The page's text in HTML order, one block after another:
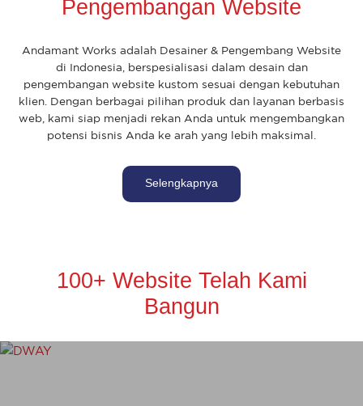
Pengembangan Website
Andamant Works adalah Desainer & Pengembang Website
di Indonesia, berspesialisasi dalam desain dan
pengembangan website kustom sesuai dengan kebutuhan
klien. Dengan berbagai pilihan produk dan layanan berbasis
web, kami siap menjadi rekan Anda untuk mengembangkan
potensi bisnis Anda ke arah yang lebih maksimal.
Selengkapnya
100+ Website Telah Kami
Bangun